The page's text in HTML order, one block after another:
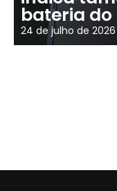
bateria
24 de julho de 2026